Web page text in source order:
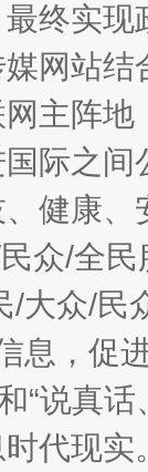
终实
网站
主阵
际之
健康
众/全
/大众/民
息，促
“说真
代现实